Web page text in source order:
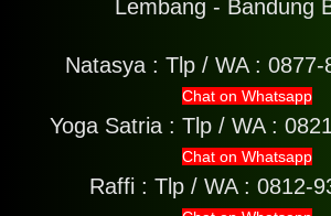
Lembang - Bandung
Natasya : Tlp / WA : 0877-
Chat on Whatsapp
Yoga Satria : Tlp / WA :
Chat on Whatsapp
Raffi : Tlp / WA : 0812-